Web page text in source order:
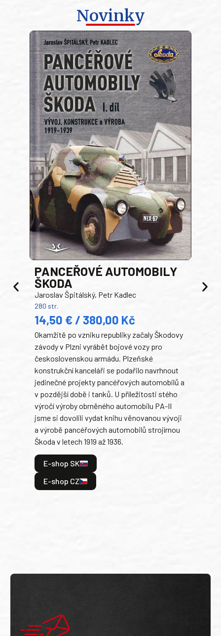
Novinky
PANCEŘOVÉ AUTOMOBILY
ŠKODA
Jaroslav Špitálský, Petr Kadlec
280 str.
14,50 € / 380,00 Kč
Okamžitě po vzniku republiky začaly Škodovy
závody v Plzni vyrábět bojové vozy pro
československou armádu. Plzeňské
konstrukční kanceláři se podařilo navrhnout
jedinečné projekty pancéřových automobilů a
v pozdější době i tanků. U příležitosti stého
výročí výroby obrněného automobilu PA-II
jsme si dovolili vydat knihu věnovanou vývoji
a výrobě pancéřových automobilů strojírnou
Škoda v letech 1919 až 1936.
E-shop SK
E-shop CZ